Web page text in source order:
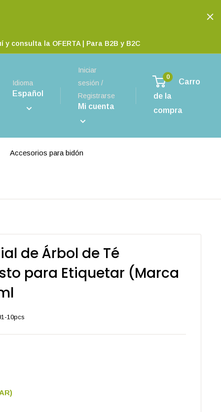
consulta la OFERTA | Para B2B y B2C
Idioma
Español
Iniciar
sesión /
Registrarse
Mi cuenta
0
Carro
de la
compra
Accesorios para bidón
de Árbol de Té
para Etiquetar (Marca
10pcs